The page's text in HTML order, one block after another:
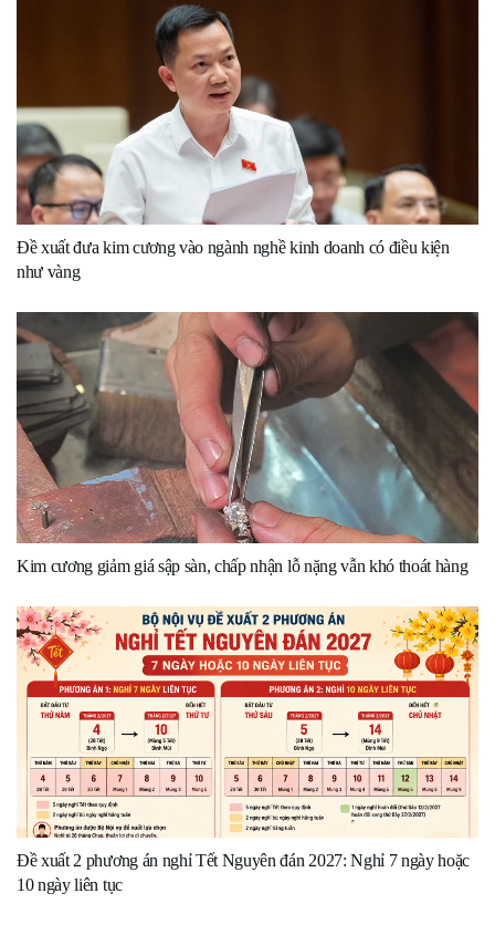
Đề xuất đưa kim cương vào ngành nghề kinh doanh có điều kiện
như vàng
Kim cương giảm giá sập sàn, chấp nhận lỗ nặng vẫn khó thoát hàng
Đề xuất 2 phương án nghỉ Tết Nguyên đán 2027: Nghỉ 7 ngày hoặc
10 ngày liên tục